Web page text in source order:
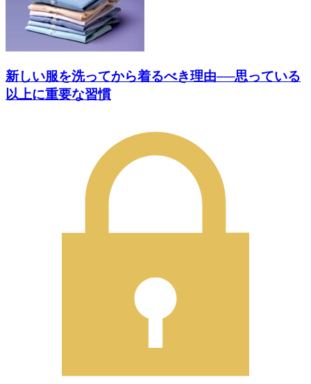
新しい服を洗ってから着るべき理由──思っている
以上に重要な習慣